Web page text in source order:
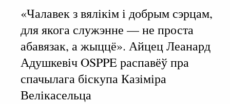
«Чалавек з вялікім і добрым сэрцам,
для якога служэнне — не проста
абавязак, а жыццё». Айцец Леанард
Адушкевіч OSPPE распавёў пра
спачылага біскупа Казіміра
Велікасельца